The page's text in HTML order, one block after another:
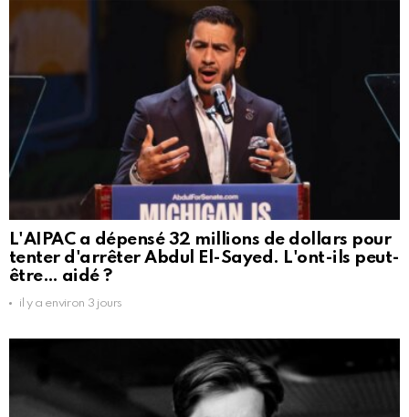
L'AIPAC a dépensé 32 millions de dollars pour
tenter d'arrêter Abdul El-Sayed. L'ont-ils peut-
être… aidé ?
il y a environ 3 jours